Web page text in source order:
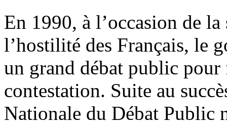
En 1990, à l’occasion de
l’hostilité des Français, le
un grand débat public
contestation. Suite au
Nationale du Débat Public